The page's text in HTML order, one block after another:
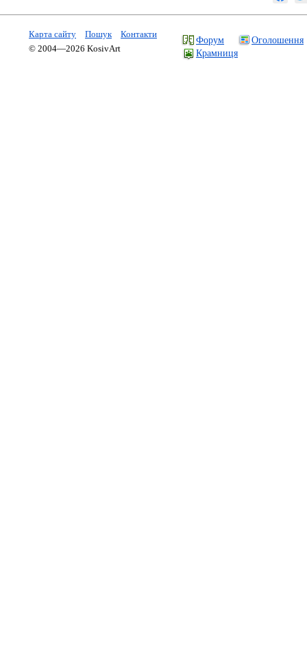
Карта сайту Пошук
Контакти
© 2004—2026 KosivArt
Форум
Оголошення
Крамниця